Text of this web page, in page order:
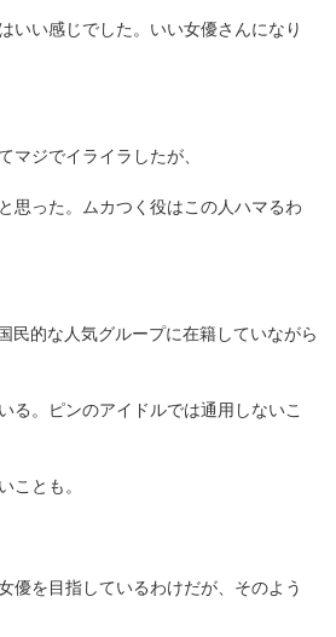
いい感じでした。いい女優さんになり
マジでイライラしたが、
思った。ムカつく役はこの人ハマるわ
民的な人気グループに在籍していながら
る。ピンのアイドルでは通用しないこ
ことも。
優を目指しているわけだが、そのよう